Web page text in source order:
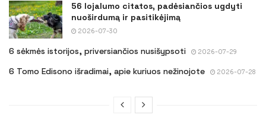
56 lojalumo citatos, padėsiančios ugdyti
nuoširdumą ir pasitikėjimą
2026-07-30
6 sėkmės istorijos, priversiančios nusišypsoti 2026-07-29
6 Tomo Edisono išradimai, apie kuriuos nežinojote 2026-07-28